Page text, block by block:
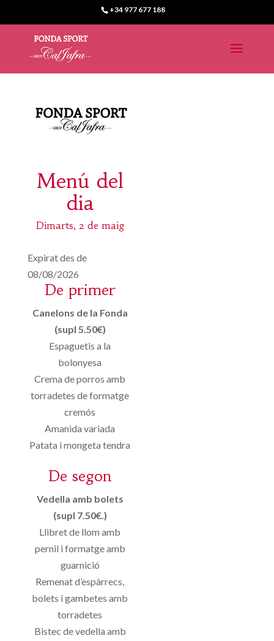
+34 977 677 188
Menú del
dia
Dimarts, 2 de maig
Expirat des de
08/08/2026
De primer
Canelons de la Fonda
(supl 5.50€)
Espaguetis a la
bolonyesa
Crema de porros amb
torradetes de formatge
cremós
Amanida variada
Patata i mongeta tendra
De segon
Vedella amb bolets
(supl 7.50€.)
Llibret de llom amb
pernil i formatge amb
guarnició
Remenat d’espàrrecs,
bolets i gambetes amb
torradetes
Bistec de vedella amb